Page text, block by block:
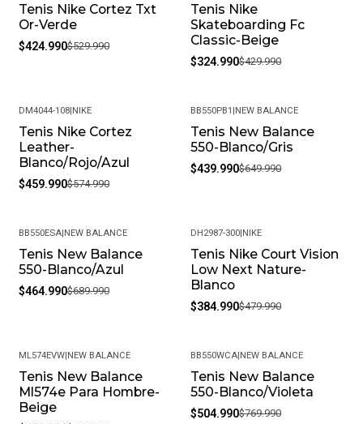
-20%
Tenis Nike Cortez Txt
Or-Verde
$424.990$529.990
-24%
Tenis Nike
Skateboarding Fc
Classic-Beige
$324.990$429.990
-20%
DM4044-108| NIKE
Tenis Nike Cortez
Leather-
Blanco/Rojo/Azul
$459.990$574.990
-32%
BB550PB1 NEW BALANCE
Tenis New Balance
550-Blanco/Gris
$439.990$649.990
-33%
BB550ESA| NEW BALANCE
Tenis New Balance
550-Blanco/Azul
$464.990$689.990
-20%
DH2987-300 NIKE
Tenis Nike Court Vision
Low Next Nature-
Blanco
$384.990$479.990
-9%
ML574EVW| NEW BALANCE
Tenis New Balance
Ml574e Para Hombre-
Beige
-34%
BB550WCA NEW BALANCE
Tenis New Balance
550-Blanco/Violeta
$504.990$769.990